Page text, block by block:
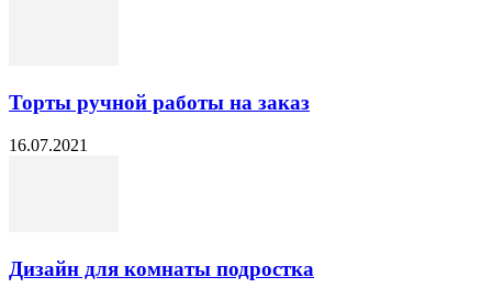
Торты ручной работы на заказ
16.07.2021
Дизайн для комнаты подростка